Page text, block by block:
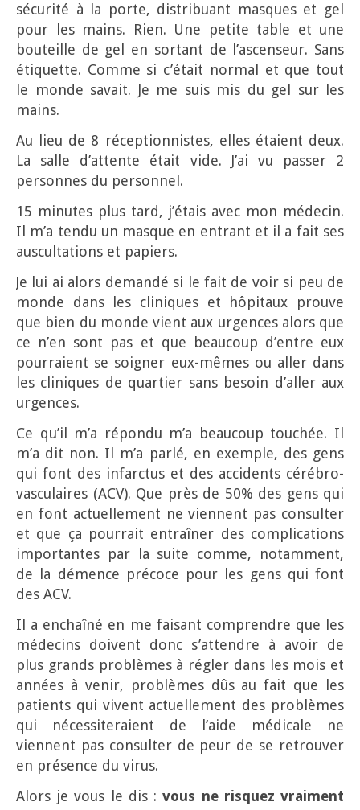
sécurité à la porte, distribuant masques et gel
pour les mains. Rien. Une petite table et une
bouteille de gel en sortant de l’ascenseur. Sans
étiquette. Comme si c’était normal et que tout
le monde savait. Je me suis mis du gel sur les
mains.
Au lieu de 8 réceptionnistes, elles étaient deux.
La salle d’attente était vide. J’ai vu passer 2
personnes du personnel.
15 minutes plus tard, j’étais avec mon médecin.
Il m’a tendu un masque en entrant et il a fait ses
auscultations et papiers.
Je lui ai alors demandé si le fait de voir si peu de
monde dans les cliniques et hôpitaux prouve
que bien du monde vient aux urgences alors que
ce n’en sont pas et que beaucoup d’entre eux
pourraient se soigner eux-mêmes ou aller dans
les cliniques de quartier sans besoin d’aller aux
urgences.
Ce qu’il m’a répondu m’a beaucoup touchée. Il
m’a dit non. Il m’a parlé, en exemple, des gens
qui font des infarctus et des accidents cérébro-
vasculaires (ACV). Que près de 50% des gens qui
en font actuellement ne viennent pas consulter
et que ça pourrait entraîner des complications
importantes par la suite comme, notamment,
de la démence précoce pour les gens qui font
des ACV.
Il a enchaîné en me faisant comprendre que les
médecins doivent donc s’attendre à avoir de
plus grands problèmes à régler dans les mois et
années à venir, problèmes dûs au fait que les
patients qui vivent actuellement des problèmes
qui nécessiteraient de l’aide médicale ne
viennent pas consulter de peur de se retrouver
en présence du virus.
Alors je vous le dis :vous ne risquez vraiment